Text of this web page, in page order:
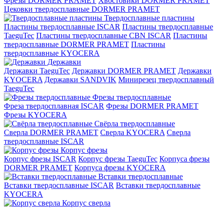
Цековки твердосплавные DORMER PRAMET
Твердосплавные пластины
Пластины твердосплавные ISCAR Пластины твердосплавные
TaeguTec Пластины твердосплавные CBN ISCAR Пластины
твердосплавные DORMER PRAMET Пластины
твердосплавные KYOCERA
Державки
Державки TaeguTec Державки DORMER PRAMET Державки
KYOCERA Державки SANDVIK Минирезец твердосплавный
TaeguTec
Фрезы твердосплавные
Фреза твердосплавная ISCAR Фрезы DORMER PRAMET
Фрезы KYOCERA
Свёрла твердосплавные
Сверла DORMER PRAMET Сверла KYOCERA Сверла
твердосплавные ISCAR
Корпус фрезы
Корпус фрезы ISCAR Корпус фрезы TaeguTec Корпуса фрезы
DORMER PRAMET Корпуса фрезы KYOCERA
Вставки твердосплавные
Вставки твердосплавные ISCAR Вставки твердосплавные
KYOCERA
Корпус сверла